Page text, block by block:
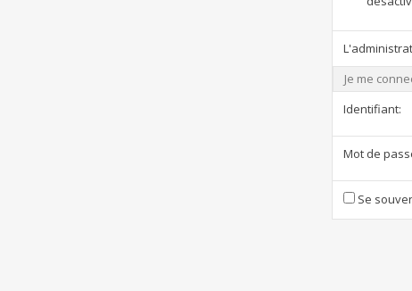
Je me
Identifiant:
Mot de
Se